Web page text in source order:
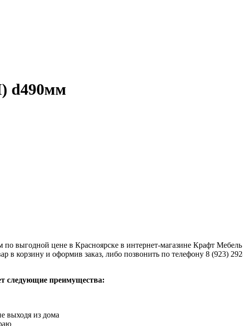
d490мм
выгодной цене в Красноярске в интернет-магазине Крафт
в корзину и оформив заказ, либо позвонить по телефону 8 (923)
следующие преимущества:
выходя из дома